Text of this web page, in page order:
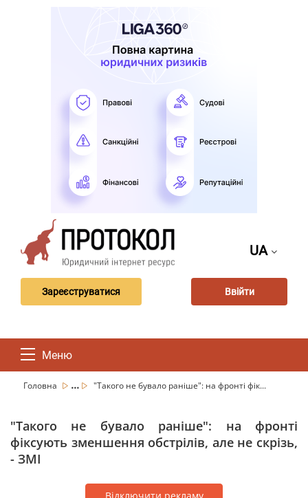
UA
Зареєструватися Ввійти
Меню
Головна ... "Такого не бувало раніше": на фронті фік...
"Такого не бувало раніше": на фронті
фіксують зменшення обстрілів, але не скрізь,
- ЗМІ